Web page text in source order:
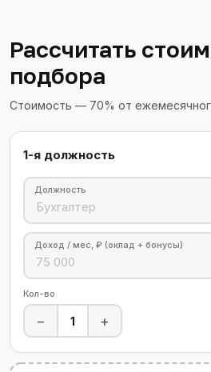
Рассчитать
подбора
Стоимость — 70% от
1-я должность
Должность
Доход / мес, ₽ (оклад + бонусы)
Кол-во
− +